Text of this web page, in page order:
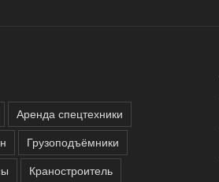
Аренда спецтехники
Грузоподъёмники
Краностроитель